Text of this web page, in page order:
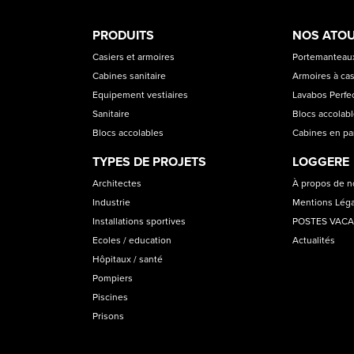
PRODUCT
CATEGORIES
PRODUITS
Casiers et armoires
Cabines sanitaire
Equipement vestiaires
Sanitaire
Blocs accolables
TYPES DE PROJETS
Architectes
Industrie
Installations sportives
Ecoles / education
Hôpitaux / santé
Pompiers
Piscines
Prisons
NOS
Armoires à
Lavabos
Blocs
Cabines en
LOGGERE
À propos de
Mentions
POSTES
Actualités